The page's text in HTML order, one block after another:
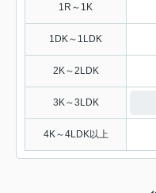
1R～1K
1DK～1LDK
2K～2LDK
3K～3LDK
4K～4LDK以上